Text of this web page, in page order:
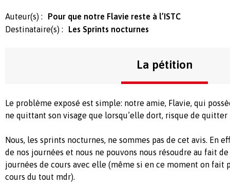
Auteur(s) :
Pour que notre Flavie reste à l’ISTC
Destinataire(s) :
Les Sprints nocturnes
La pétition
Le problème exposé est simple: notre amie, Flavie, qui
ne quittant son visage que lorsqu’elle dort, risque de quitter
Nous, les sprints nocturnes, ne sommes pas de cet avis. En
de nos journées et nous ne pouvons nous résoudre au fait
journées de cours avec elle (même si en ce moment on fait
cours du tout mdr).